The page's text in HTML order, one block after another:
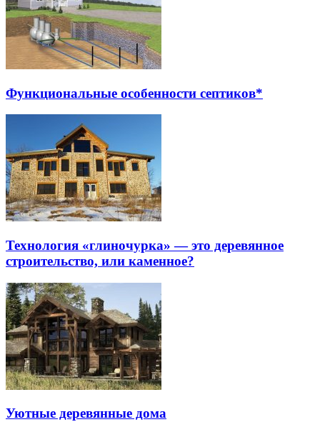
Функциональные особенности септиков*
Технология «глиночурка» — это деревянное
строительство, или каменное?
Уютные деревянные дома